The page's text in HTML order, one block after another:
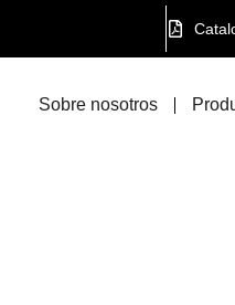
Sobre nosotros